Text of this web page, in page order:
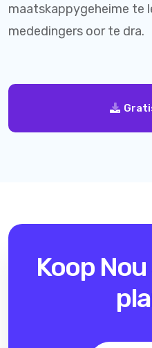
maatskappygeheime te
mededingers oor te dra.
Koop Nou